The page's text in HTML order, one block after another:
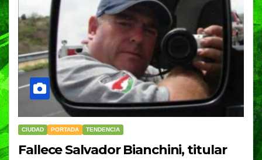
CIUDAD PORTADA TENDENCIA
Fallece Salvador Bianchini, titular